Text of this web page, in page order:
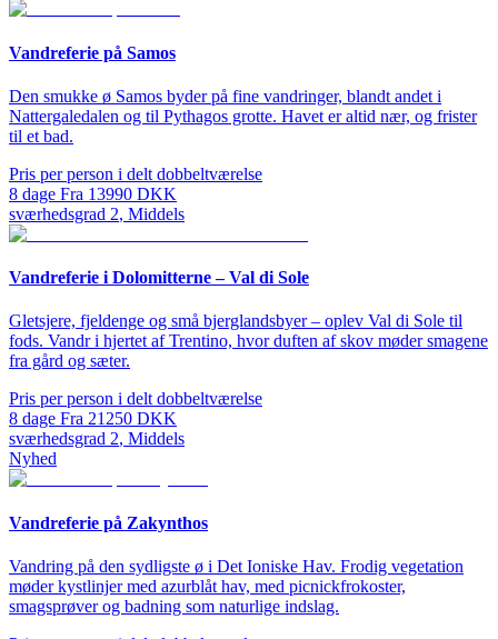
Vandreferie på Samos
Den smukke ø Samos byder på fine vandringer, blandt andet i
Nattergaledalen og til Pythagos grotte. Havet er altid nær, og frister
til et bad.
Pris per person i delt dobbeltværelse
8 dage Fra 13990 DKK
sværhedsgrad 2, Middels
Vandreferie i Dolomitterne – Val di Sole
Gletsjere, fjeldenge og små bjerglandsbyer – oplev Val di Sole til
fods. Vandr i hjertet af Trentino, hvor duften af skov møder smagene
fra gård og sæter.
Pris per person i delt dobbeltværelse
8 dage Fra 21250 DKK
sværhedsgrad 2, Middels
Nyhed
Vandreferie på Zakynthos
Vandring på den sydligste ø i Det Ioniske Hav. Frodig vegetation
møder kystlinjer med azurblåt hav, med picnickfrokoster,
smagsprøver og badning som naturlige indslag.